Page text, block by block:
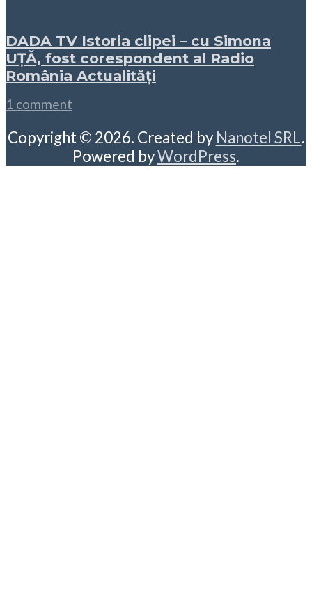
DADA TV Istoria clipei – cu Simona
UȚĂ, fost corespondent al Radio
România Actualități
1 comment
Copyright © 2026. Created by Nanotel SRL.
Powered byWordPress.